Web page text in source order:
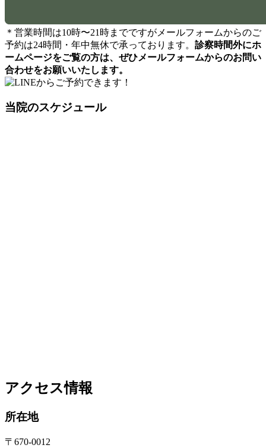
＊営業時間は10時〜21時までですがメールフォームからのご
予約は24時間・年中無休で承っております。 診察時間外にホ
ームページをご覧の方は、ぜひメールフォームからのお問い
合わせをお願いいたします。
当院のスケジュール
アクセス情報
所在地
〒670-0012